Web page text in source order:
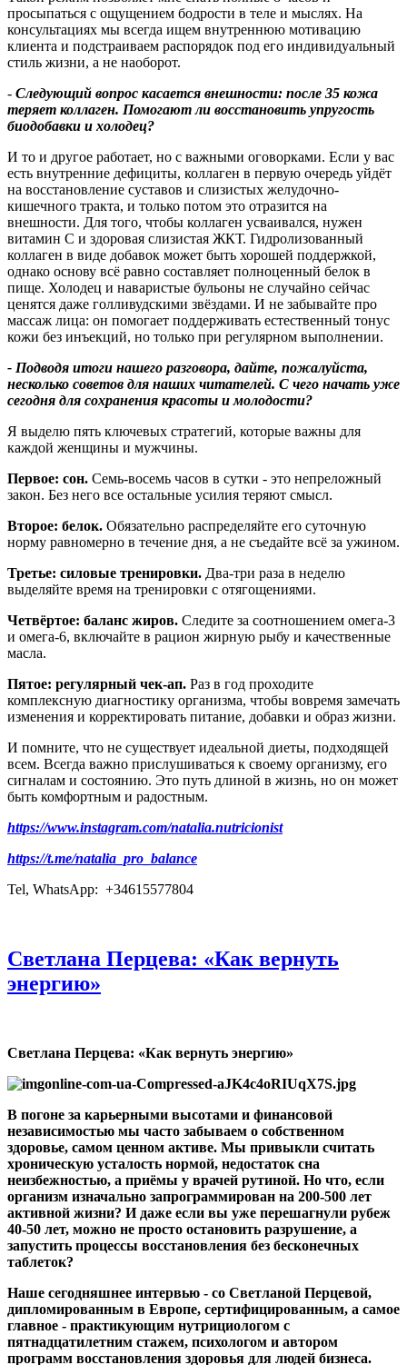
просыпаться с ощущением бодрости в теле и мыслях. На
консультациях мы всегда ищем внутреннюю мотивацию
клиента и подстраиваем распорядок под его индивидуальный
стиль жизни, а не наоборот.
- Следующий вопрос касается внешности: после 35 кожа
теряет коллаген. Помогают ли восстановить упругость
биодобавки и холодец?
И то и другое работает, но с важными оговорками. Если у вас
есть внутренние дефициты, коллаген в первую очередь уйдёт
на восстановление суставов и слизистых желудочно-
кишечного тракта, и только потом это отразится на
внешности. Для того, чтобы коллаген усваивался, нужен
витамин С и здоровая слизистая ЖКТ. Гидролизованный
коллаген в виде добавок может быть хорошей поддержкой,
однако основу всё равно составляет полноценный белок в
пище. Холодец и наваристые бульоны не случайно сейчас
ценятся даже голливудскими звёздами. И не забывайте про
массаж лица: он помогает поддерживать естественный тонус
кожи без инъекций, но только при регулярном выполнении.
- Подводя итоги нашего разговора, дайте, пожалуйста,
несколько советов для наших читателей. С чего начать уже
сегодня для сохранения красоты и молодости?
Я выделю пять ключевых стратегий, которые важны для
каждой женщины и мужчины.
Первое: сон. Семь-восемь часов в сутки - это непреложный
закон. Без него все остальные усилия теряют смысл.
Второе: белок. Обязательно распределяйте его суточную
норму равномерно в течение дня, а не съедайте всё за ужином.
Третье: силовые тренировки. Два-три раза в неделю
выделяйте время на тренировки с отягощениями.
Четвёртое: баланс жиров. Следите за соотношением омега-3
и омега-6, включайте в рацион жирную рыбу и качественные
масла.
Пятое: регулярный чек-ап. Раз в год проходите
комплексную диагностику организма, чтобы вовремя замечать
изменения и корректировать питание, добавки и образ жизни.
И помните, что не существует идеальной диеты, подходящей
всем. Всегда важно прислушиваться к своему организму, его
сигналам и состоянию. Это путь длиной в жизнь, но он может
быть комфортным и радостным.
https://www.instagram.com/natalia.nutricionist
https://t.me/natalia_pro_balance
Tel, WhatsApp: +34615577804
Светлана Перцева: «Как вернуть
энергию»
Светлана Перцева: «Как вернуть энергию»
В погоне за карьерными высотами и финансовой
независимостью мы часто забываем о собственном
здоровье, самом ценном активе. Мы привыкли считать
хроническую усталость нормой, недостаток сна
неизбежностью, а приёмы у врачей рутиной. Но что, если
организм изначально запрограммирован на 200‑500 лет
активной жизни? И даже если вы уже перешагнули рубеж
40-50 лет, можно не просто остановить разрушение, а
запустить процессы восстановления без бесконечных
таблеток?
Наше сегодняшнее интервью - со Светланой Перцевой,
дипломированным в Европе, сертифицированным, а самое
главное - практикующим нутрициологом с
пятнадцатилетним стажем, психологом и автором
программ восстановления здоровья для людей бизнеса.